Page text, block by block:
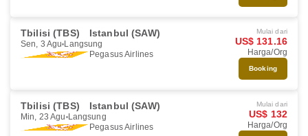
Tbilisi (TBS) Istanbul (SAW)
Sen, 3 Agu Langsung
Pegasus Airlines
Mulai dari
US$ 131.16
Harga/Org
Booking
Tbilisi (TBS) Istanbul (SAW)
Min, 23 Agu Langsung
Pegasus Airlines
Mulai dari
US$ 132
Harga/Org